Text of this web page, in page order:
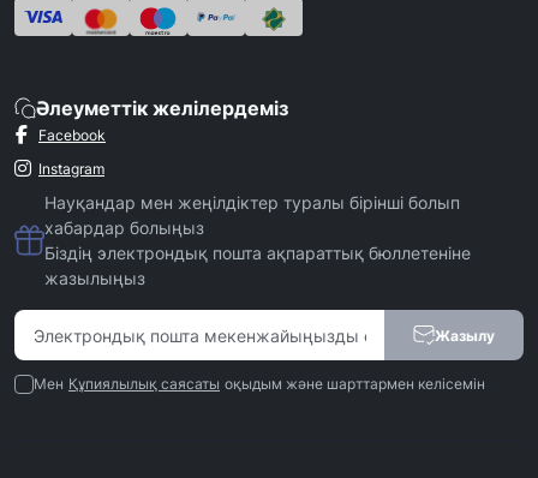
Әлеуметтік желілердеміз
Facebook
Instagram
Науқандар мен жеңілдіктер туралы бірінші болып
хабардар болыңыз
Біздің электрондық пошта ақпараттық бюллетеніне
жазылыңыз
Жазылу
Мен Құпиялылық саясаты оқыдым және шарттармен келісемін